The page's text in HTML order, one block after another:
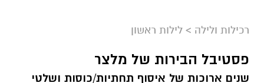
רכילות ולילה > לילות ראשון
פסטיבל הבירות של מלצר
שנים ארוכות של איסוף תחתיות/כוסות ושלטי